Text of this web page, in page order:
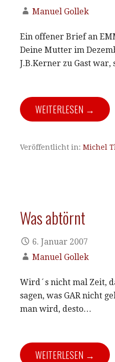
Manuel Gollek
Ein offener Brief an
Deine Mutter im
J.B.Kerner zu Gast
WEITERLESEN →
Veröffentlicht in: Michel
Was abtörnt
6. Januar 2007
Manuel Gollek
Wird´s nicht mal Zeit,
sagen, was GAR nicht
man wird, desto…
WEITERLESEN →